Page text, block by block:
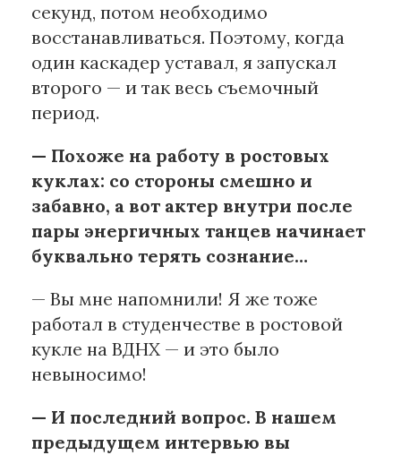
секунд, потом необходимо
восстанавливаться. Поэтому, когда
один каскадер уставал, я запускал
второго — и так весь съемочный
период.
— Похоже на работу в ростовых
куклах: со стороны смешно и
забавно, а вот актер внутри после
пары энергичных танцев начинает
буквально терять сознание…
— Вы мне напомнили! Я же тоже
работал в студенчестве в ростовой
кукле на ВДНХ — и это было
невыносимо!
— И последний вопрос. В нашем
предыдущем интервью вы